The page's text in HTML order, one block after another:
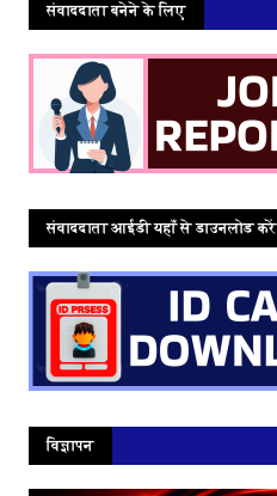
संवाददाता बनेने के लिए
संवाददाता आईडी यहाँ से डाउनलोड करें
विज्ञापन